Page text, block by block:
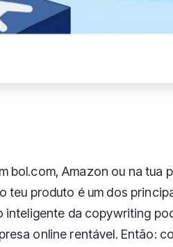
bol.com, Amazon ou na tua
teu produto é um dos
inteligente da copywriting
online rentável. Então: